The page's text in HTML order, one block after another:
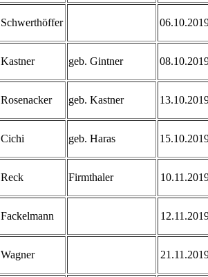
Schwerthöffer
Kastner geb. Gintner
Rosenacker geb. Kastner
Cichi geb. Haras
Reck Firmthaler
Fackelmann
Wagner